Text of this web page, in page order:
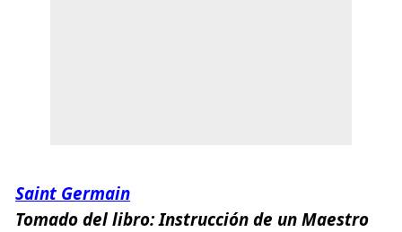
Saint Germain
Tomado del libro:Instrucción de un Maestro